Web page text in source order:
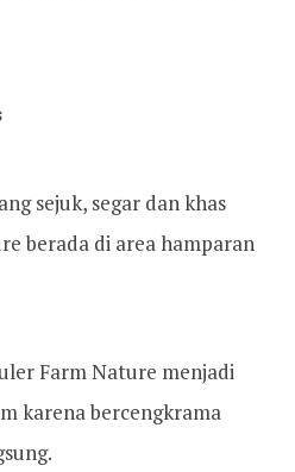
sejuk, segar dan khas
berada di area hamparan
Farm Nature menjadi
karena bercengkrama